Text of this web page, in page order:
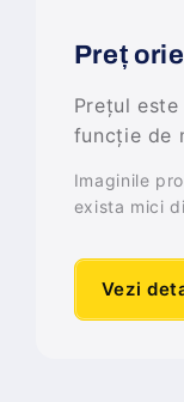
Preț
Prețul
funcție de
Imaginile
exista mici
Vezi